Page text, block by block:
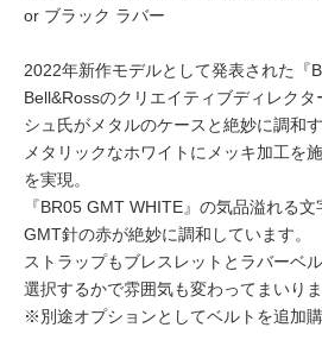
or ブラック ラバー
2022年新作モデルとして発表された『
Bell&Rossのクリエイティブディレク
シュ氏がメタルのケースと絶妙に調和
メタリックなホワイトにメッキ加工を
を実現。
『BR05 GMT WHITE』の気品溢れる
GMT針の赤が絶妙に調和しています。
ストラップもブレスレットとラバーベ
選択するかで雰囲気も変わってまいりま
※別途オプションとしてベルトを追加購